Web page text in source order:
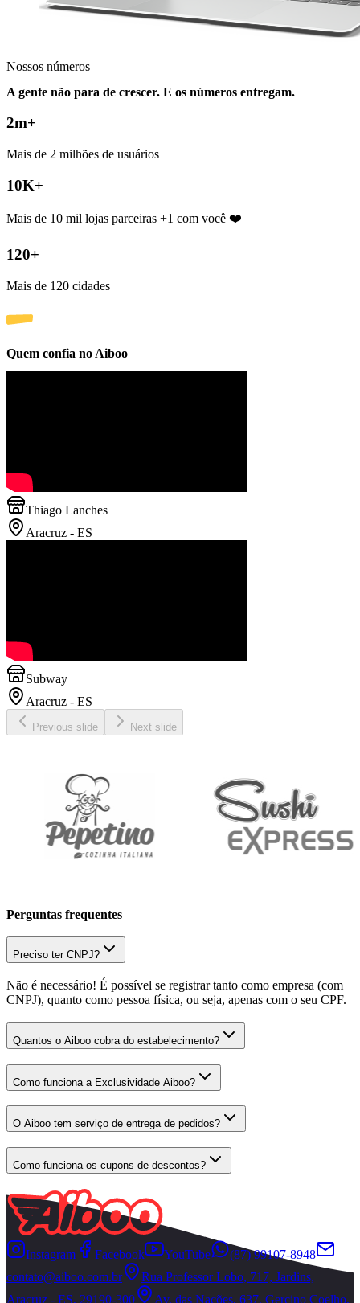
Nossos números
A gente não para de crescer. E os números entregam.
2m+
Mais de 2 milhões de usuários
10K+
Mais de 10 mil lojas parceiras +1 com você ❤️
120+
Mais de 120 cidades
Quem confia no Aiboo
Thiago Lanches
Aracruz - ES
Subway
Aracruz - ES
Previous slide Next slide
Perguntas frequentes
Preciso ter CNPJ?
Não é necessário! É possível se registrar tanto como empresa (com
CNPJ), quanto como pessoa física, ou seja, apenas com o seu CPF.
Quantos o Aiboo cobra do estabelecimento?
Como funciona a Exclusividade Aiboo?
O Aiboo tem serviço de entrega de pedidos?
Como funciona os cupons de descontos?
Instagram Facebook YouTube
(87) 99107-8948
contato@aiboo.com.br
Rua Professor Lobo, 717, Jardins,
Aracruz - ES, 29190-300
Av. das Nações, 637, Gercino Coelho,